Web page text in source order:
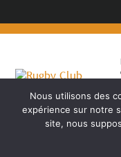
2026 - RC Annecy-le-
Nous utilisons des
expérience sur notre
site, nous